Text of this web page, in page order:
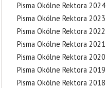
Pisma Okólne Rektora 2024
Pisma Okólne Rektora 2023
Pisma Okólne Rektora 2022
Pisma Okólne Rektora 2021
Pisma Okólne Rektora 2020
Pisma Okólne Rektora 2019
Pisma Okólne Rektora 2018